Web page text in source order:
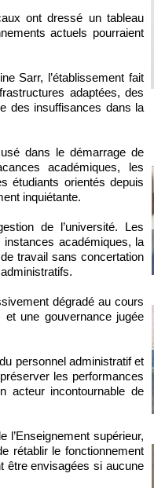
ont dressé un tableau
actuels pourraient
Sarr, l’établissement fait
adaptées, des
des insuffisances dans la
dans le démarrage de
académiques, les
étudiants orientés depuis
inquiétante.
de l’université. Les
académiques, la
travail sans concertation
dégradé au cours
une gouvernance jugée
personnel administratif et
les performances
acteur incontournable de
l’Enseignement supérieur,
rétablir le fonctionnement
être envisagées si aucune